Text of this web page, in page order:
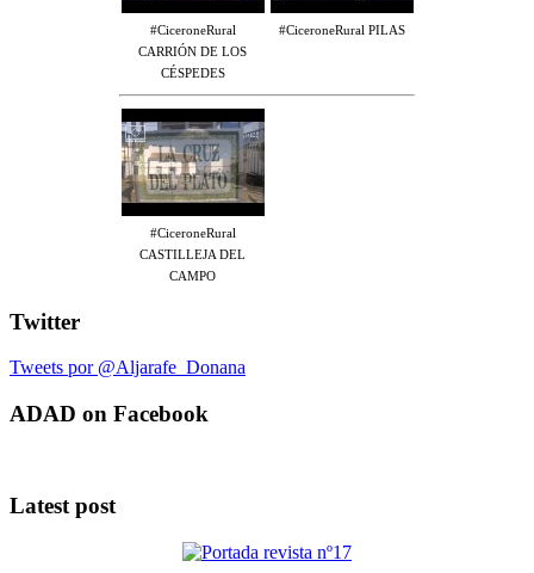
#CiceroneRural
CARRIÓN DE LOS
CÉSPEDES
#CiceroneRural PILAS
#CiceroneRural
CASTILLEJA DEL
CAMPO
Twitter
Tweets por @Aljarafe_Donana
ADAD on Facebook
Latest post